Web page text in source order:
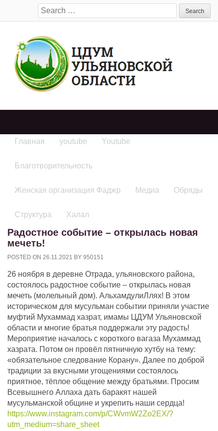
Search
for:
Главная youtube Youtube
Благотворительность
Женская организация Фаджр Медиа Обряды
Структура Халал
Радостное событие – открылась новая
мечеть!
POSTED ON 26.11.2021 BY 950151
26 ноября в деревне Отрада, ульяновского района,
состоялось радостное событие – открылась новая
мечеть (молельный дом). АльхамдулиЛлях! В этом
историческом для мусульман событии приняли участие
муфтий Мухаммад хазрат, имамы ЦДУМ Ульяновской
области и многие братья поддержали эту радость!
Мероприятие началось с короткого вагаза Мухаммад
хазрата. Потом он провёл пятничную хутбу на тему:
«обязательное следование Корану». Далее по доброй
традиции за вкусными угощениями состоялось
приятное, тёплое общение между братьями. Просим
Всевышнего Аллаха дать баракят нашей
мусульманской общине и укрепить наши сердца!
https://www.instagram.com/p/CWvmW2Zo2EX/?
utm_medium=share_sheet